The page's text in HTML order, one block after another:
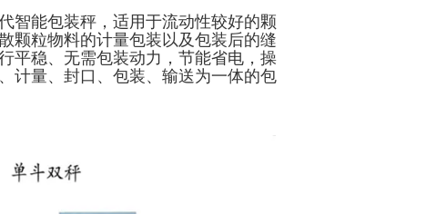
智能包装秤，适用于流动性较好的颗
颗粒物料的计量包装以及包装后的缝
平稳、无需包装动力，节能省电，操
计量、封口、包装、输送为一体的包